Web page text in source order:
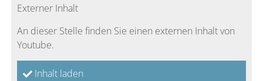
Externer Inhalt
An dieser Stelle finden Sie einen externen Inhalt von
Youtube.
Inhalt laden